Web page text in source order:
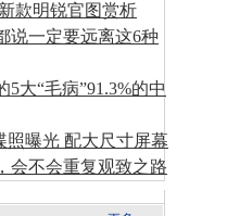
款明锐官图赏析
说一定要远离这6种
大“毛病”91.3%的中
照曝光 配大尺寸屏幕
会不会重复观致之路